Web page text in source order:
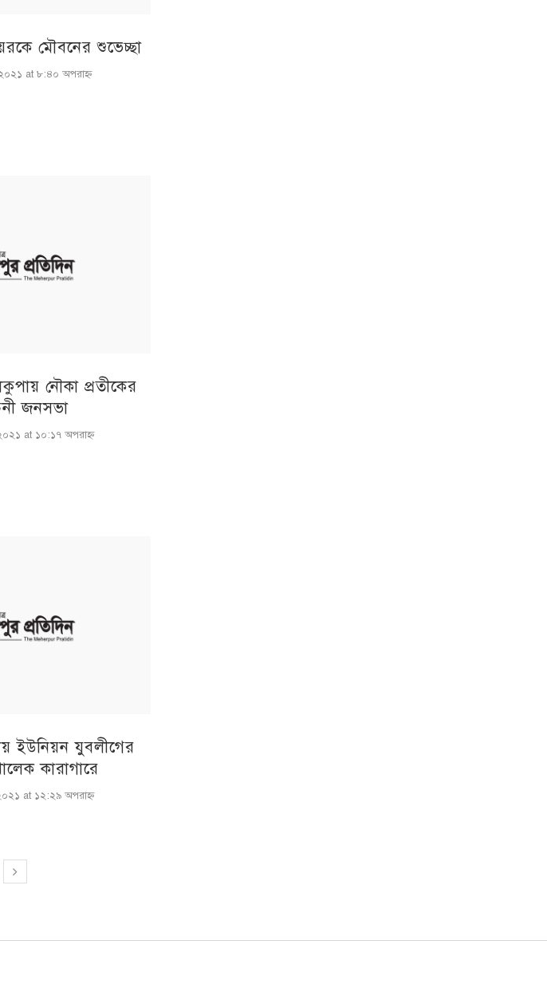
মৌবনের শুভেচ্ছা
২০২১ at ৮:৪০ অপরাহ্ণ
নৌকা প্রতীকের
জনসভা
at ১০:১৭ অপরাহ্ণ
ইউনিয়ন যুবলীগের
কারাগারে
at ১২:২৯ অপরাহ্ণ